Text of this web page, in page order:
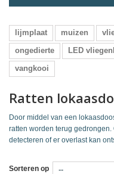
lijmplaat muizen
ongedierte
LED
vangkooi
Ratten
Door middel van een
ratten worden terug
detecteren of er overlast kan
Sorteren op